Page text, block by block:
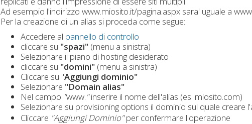
Ad esempio l'indirizzo www.miosito.it/pagina.aspx sara' uguale a
Per la creazione di un alias si proceda come segue:
Accedere al pannello di controllo
cliccare su "spazi"(menu a sinistra)
Selezionare il piano di hosting desiderato
cliccare su "domini"(menu a sinistra)
Cliccare su "Aggiungi dominio"
Selezionare "Domain alias"
Nel campo "www."inserire il nome dell'alias (es. miosito.com)
Selezionare su provisioning options il dominio sul quale creare
Cliccare "Aggiungi Dominio"per confermare l'operazione